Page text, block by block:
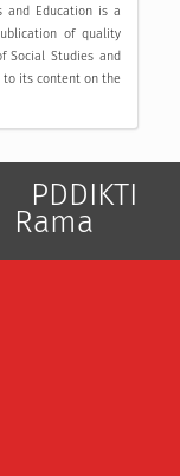
and Education is a
of quality
Social Studies and
to its content on the
PDDIKTI
Rama